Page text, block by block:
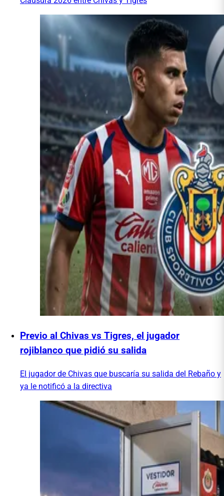
Previo al Chivas vs Tigres, el jugador
rojiblanco que pidió su salida
El jugador de Chivas que buscaría su salida del Rebaño y
ya le notificó a la directiva